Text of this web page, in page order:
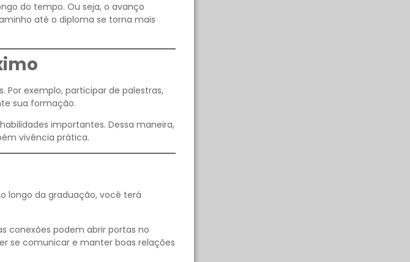
do tempo. Ou seja, o avanço
até o diploma se torna mais
Por exemplo, participar de palestras,
sua formação.
importantes. Dessa maneira,
vivência prática.
longo da graduação, você terá
conexões podem abrir portas no
se comunicar e manter boas relações